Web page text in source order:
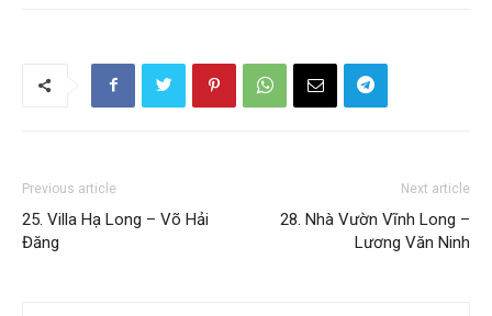
Previous article
25. Villa Hạ Long – Võ Hải
Đăng
Next article
28. Nhà Vườn Vĩnh Long –
Lương Văn Ninh